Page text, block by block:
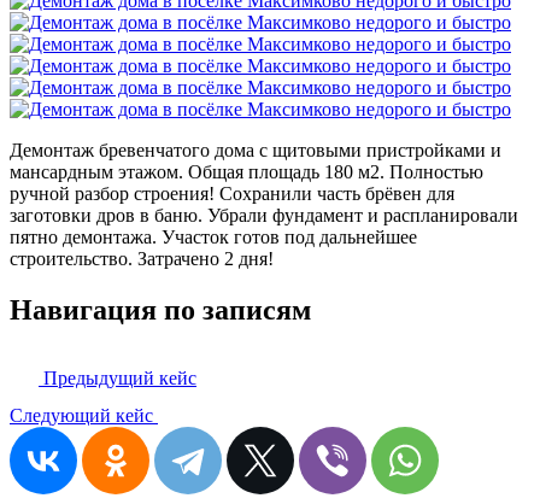
Демонтаж бревенчатого дома с щитовыми пристройками и
мансардным этажом. Общая площадь 180 м2. Полностью
ручной разбор строения! Сохранили часть брёвен для
заготовки дров в баню. Убрали фундамент и распланировали
пятно демонтажа. Участок готов под дальнейшее
строительство. Затрачено 2 дня!
Навигация по записям
Предыдущий кейс
Следующий кейс